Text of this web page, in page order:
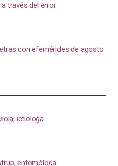
a través del error
con efemérides de agosto
ictióloga
entomóloga